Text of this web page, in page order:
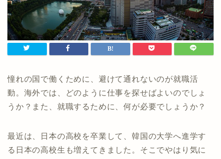
憧れの国で働くために、避けて通れないのが就職活
動。海外では、どのように仕事を探せばよいのでしょ
うか？また、就職するために、何が必要でしょうか？
最近は、日本の高校を卒業して、韓国の大学へ進学す
る日本の高校生も増えてきました。そこでやはり気に